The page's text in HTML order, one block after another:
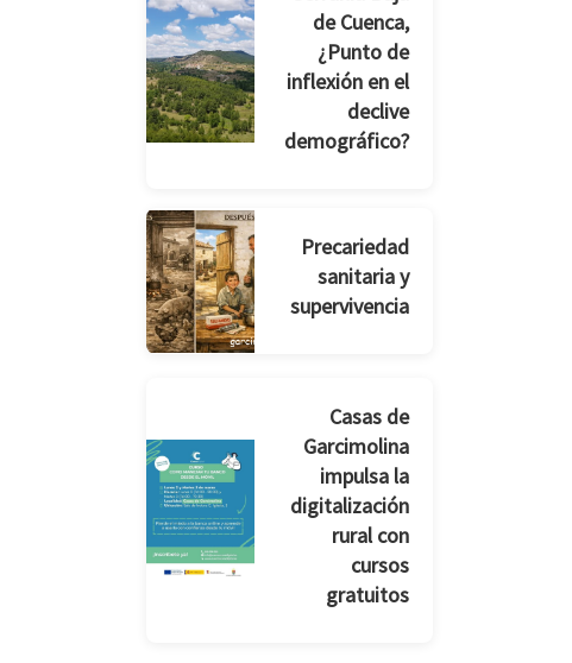
de Cuenca,
¿Punto de
inflexión en el
declive
demográfico?
Precariedad
sanitaria y
supervivencia
Casas de
Garcimolina
impulsa la
digitalización
rural con
cursos
gratuitos